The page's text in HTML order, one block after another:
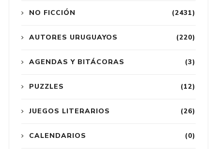
(2431)
NO FICCIÓN
(220)
AUTORES URUGUAYOS
(3)
AGENDAS Y BITÁCORAS
(12)
PUZZLES
(26)
JUEGOS LITERARIOS
(0)
CALENDARIOS